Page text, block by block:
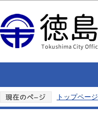
トップページ